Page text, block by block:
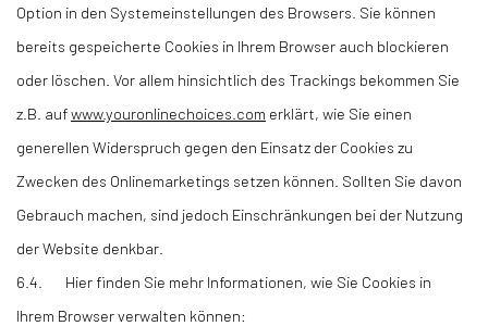
Option in den Systemeinstellungen des Browsers. Sie können
bereits gespeicherte Cookies in Ihrem Browser auch blockieren
oder löschen. Vor allem hinsichtlich des Trackings bekommen Sie
z.B. aufwww.youronlinechoices.com erklärt, wie Sie einen
generellen Widerspruch gegen den Einsatz der Cookies zu
Zwecken des Onlinemarketings setzen können. Sollten Sie davon
Gebrauch machen, sind jedoch Einschränkungen bei der Nutzung
der Website denkbar.
6.4. Hier finden Sie mehr Informationen, wie Sie Cookies in
Ihrem Browser verwalten können: